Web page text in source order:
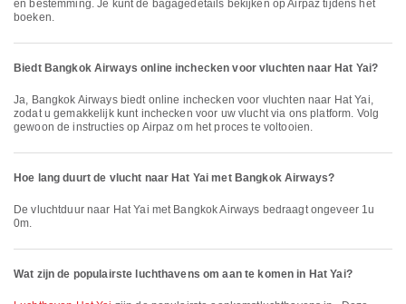
en bestemming. Je kunt de bagagedetails bekijken op Airpaz tijdens het
boeken.
Biedt Bangkok Airways online inchecken voor vluchten naar Hat Yai?
Ja, Bangkok Airways biedt online inchecken voor vluchten naar Hat Yai,
zodat u gemakkelijk kunt inchecken voor uw vlucht via ons platform. Volg
gewoon de instructies op Airpaz om het proces te voltooien.
Hoe lang duurt de vlucht naar Hat Yai met Bangkok Airways?
De vluchtduur naar Hat Yai met Bangkok Airways bedraagt ongeveer 1u
0m.
Wat zijn de populairste luchthavens om aan te komen in Hat Yai?